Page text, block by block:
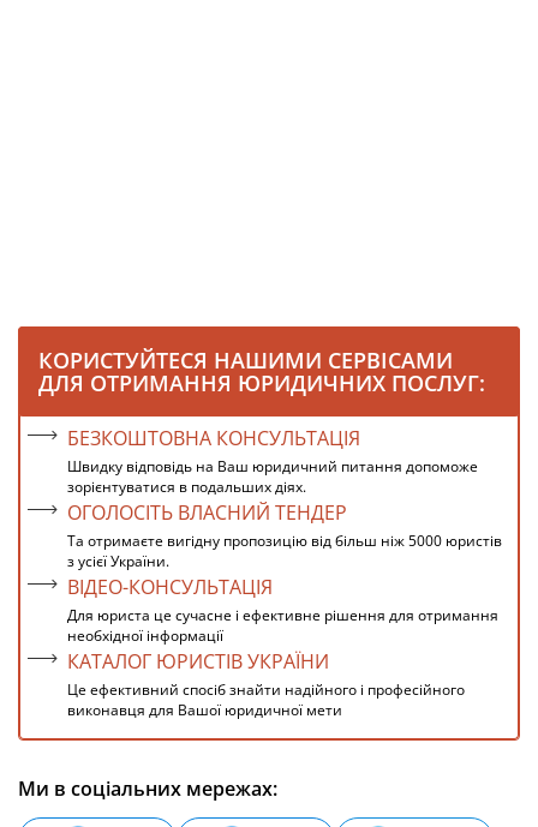
КОРИСТУЙТЕСЯ НАШИМИ СЕРВІСАМИ
ДЛЯ ОТРИМАННЯ ЮРИДИЧНИХ ПОСЛУГ:
БЕЗКОШТОВНА КОНСУЛЬТАЦІЯ
Швидку відповідь на Ваш юридичний питання допоможе
зорієнтуватися в подальших діях.
ОГОЛОСІТЬ ВЛАСНИЙ ТЕНДЕР
Та отримаєте вигідну пропозицію від більш ніж 5000 юристів
з усієї України.
ВІДЕО-КОНСУЛЬТАЦІЯ
Для юриста це сучасне і ефективне рішення для отримання
необхідної інформації
КАТАЛОГ ЮРИСТІВ УКРАЇНИ
Це ефективний спосіб знайти надійного і професійного
виконавця для Вашої юридичної мети
Ми в соціальних мережах: